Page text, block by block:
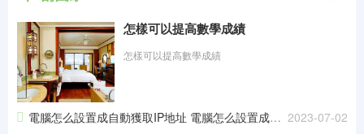
財經百科
裝修百科
旅游路線
怎樣可以提高數學成績
怎樣可以提高數學成績
2023-07-02
電腦怎么設置成自動獲取IP地址 電腦怎么設置成自動獲取ip地址